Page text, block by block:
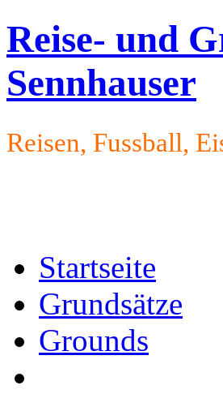
Reise- und
Sennhauser
Reisen, Fussball,
Startseite
Grundsätze
Grounds